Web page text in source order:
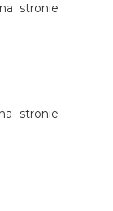
stronie
stronie